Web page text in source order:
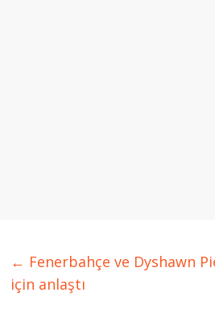
← Fenerbahçe ve Dyshawn
için anlaştı